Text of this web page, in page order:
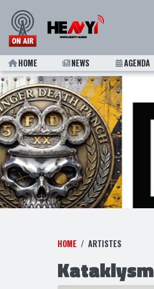
HOME NEWS AGENDA
HOME ARTISTES
Kataklysm